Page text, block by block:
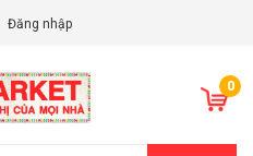
Đăng nhập
0